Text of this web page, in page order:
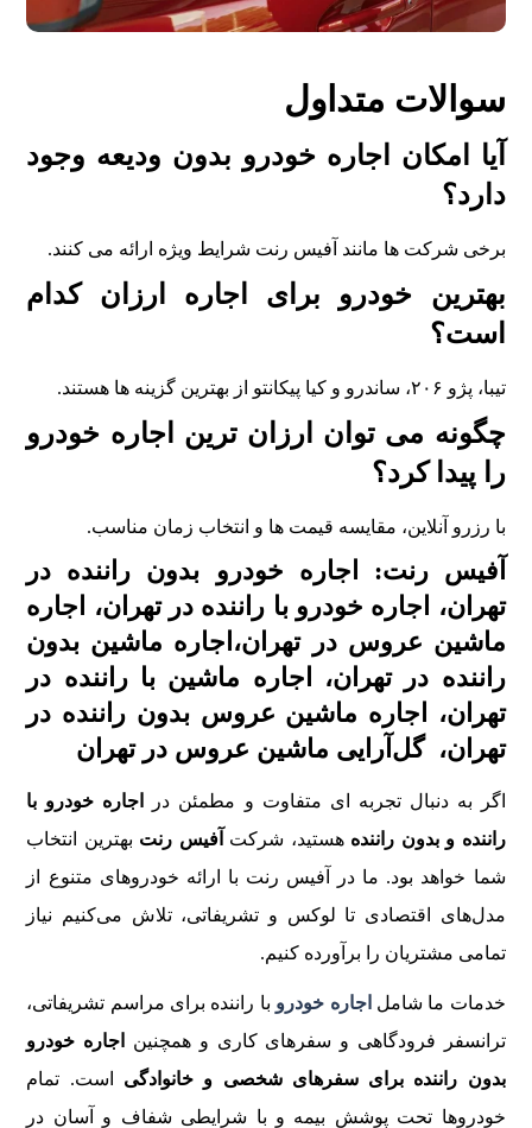
سوالات متداول
آیا امکان اجاره خودرو بدون ودیعه وجود
دارد؟
برخی شرکت ها مانند آفیس رنت شرایط ویژه ارائه می کنند.
بهترین خودرو برای اجاره ارزان کدام
است؟
تیبا، پژو ۲۰۶، ساندرو و کیا پیکانتو از بهترین گزینه ها هستند.
چگونه می توان ارزان ترین اجاره خودرو
را پیدا کرد؟
با رزرو آنلاین، مقایسه قیمت ها و انتخاب زمان مناسب.
آفیس رنت: اجاره خودرو بدون راننده در
تهران، اجاره خودرو با راننده در تهران، اجاره
ماشین عروس در تهران،اجاره ماشین بدون
راننده در تهران، اجاره ماشین با راننده در
تهران، اجاره ماشین عروس بدون راننده در
تهران، گل‌آرایی ماشین عروس در تهران
اگر به دنبال تجربه‌ ای متفاوت و مطمئن در
اجاره خودرو با
راننده و بدون راننده هستید، شرکت آفیس رنت بهترین انتخاب
شما خواهد بود. ما در آفیس رنت با ارائه خودروهای متنوع از
مدل‌های اقتصادی تا لوکس و تشریفاتی، تلاش می‌کنیم نیاز
تمامی مشتریان را برآورده کنیم.
خدمات ما شامل اجاره خودرو با راننده برای مراسم تشریفاتی،
ترانسفر فرودگاهی و سفرهای کاری و همچنین
اجاره خودرو
بدون راننده برای سفرهای شخصی و خانوادگی است. تمام
خودروها تحت پوشش بیمه و با شرایطی شفاف و آسان در